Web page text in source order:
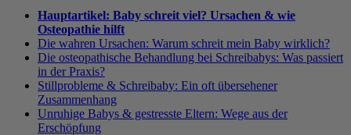
Hauptartikel: Baby schreit viel? Ursachen & wie
Osteopathie hilft
Die wahren Ursachen: Warum schreit mein Baby wirklich?
Die osteopathische Behandlung bei Schreibabys: Was passiert
in der Praxis?
Stillprobleme & Schreibaby: Ein oft übersehener
Zusammenhang
Unruhige Babys & gestresste Eltern: Wege aus der
Erschöpfung